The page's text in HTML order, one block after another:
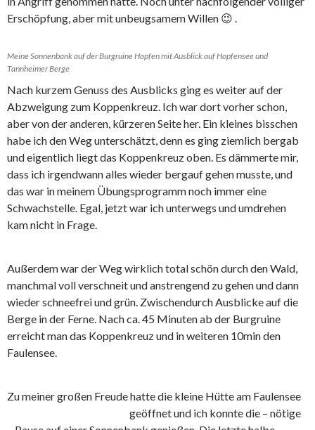
Erschöpfung, aber mit unbeugsamem Willen 😉 .
Meine Sonnenbank auf der Burgruine Hopfen mit Ausblick auf Hopfensee und
Tannheimer Berge
Nach kurzem Genuss des Ausblicks ging es weiter auf der
Abzweigung zum Koppenkreuz. Ich war dort vorher schon,
aber von der anderen, kürzeren Seite her. Ein kleines bisschen
habe ich den Weg unterschätzt, denn es ging ziemlich bergab
und eigentlich liegt das Koppenkreuz oben. Es dämmerte mir,
dass ich irgendwann alles wieder bergauf gehen musste, und
das war in meinem Übungsprogramm noch immer eine
Schwachstelle. Egal, jetzt war ich unterwegs und umdrehen
kam nicht in Frage.
Außerdem war der Weg wirklich total schön durch den Wald,
manchmal voll verschneit und anstrengend zu gehen und dann
wieder schneefrei und grün. Zwischendurch Ausblicke auf die
Berge in der Ferne. Nach ca. 45 Minuten ab der Burgruine
erreicht man das Koppenkreuz und in weiteren 10min den
Faulensee.
Zu meiner großen Freude hatte die kleine Hütte am Faulensee
geöffnet und ich konnte die – nötige